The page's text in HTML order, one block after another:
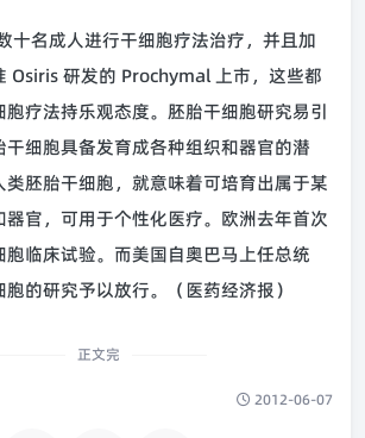
名成人进行干细胞疗法治疗，并且加
Osiris 研发的 Prochymal 上市，这些都
疗法持乐观态度。胚胎干细胞研究易引
细胞具备发育成各种组织和器官的潜
类胚胎干细胞，就意味着可培育出属于某
官，可用于个性化医疗。欧洲去年首次
临床试验。而美国自奥巴马上任总统
的研究予以放行。（医药经济报）
正文完
2012-06-07